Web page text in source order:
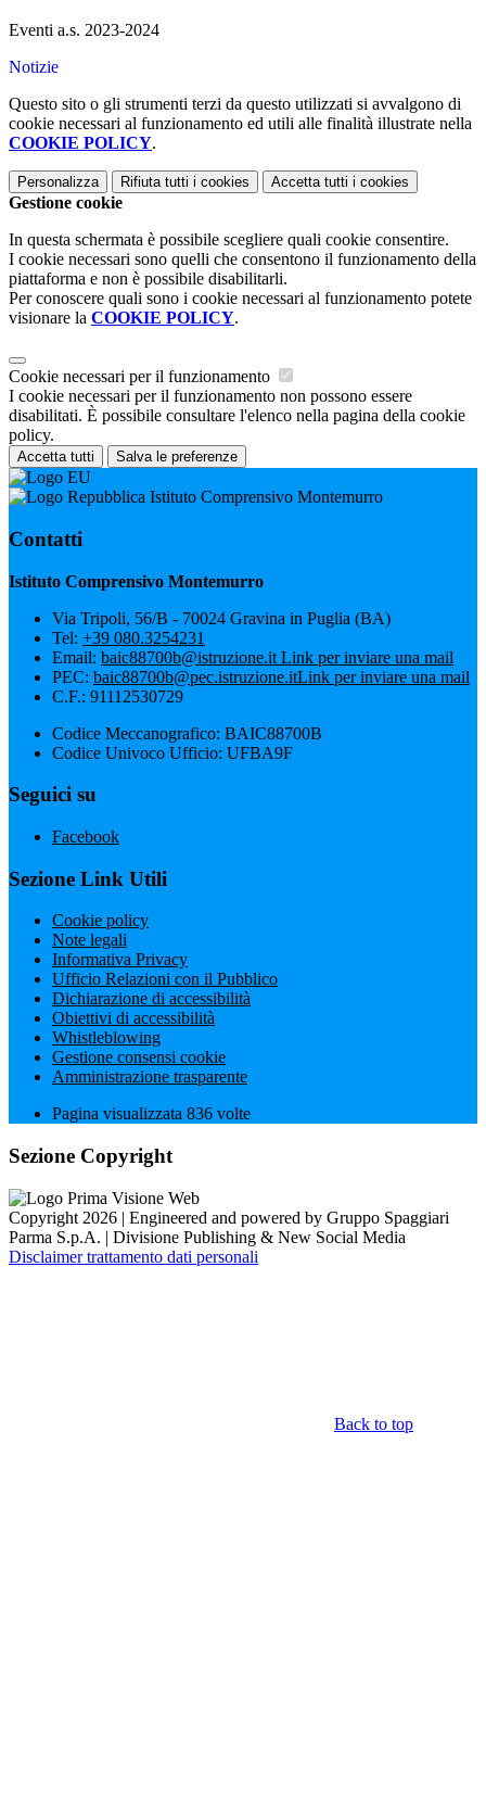
Eventi a.s. 2023-2024
Notizie
Questo sito o gli strumenti terzi da questo utilizzati si avvalgono di
cookie necessari al funzionamento ed utili alle finalità illustrate nella
COOKIE POLICY.
Personalizza Rifiuta tutti i cookies Accetta tutti i cookies
Gestione cookie
In questa schermata è possibile scegliere quali cookie consentire.
I cookie necessari sono quelli che consentono il funzionamento della
piattaforma e non è possibile disabilitarli.
Per conoscere quali sono i cookie necessari al funzionamento potete
visionare la COOKIE POLICY.
Cookie necessari per il funzionamento
I cookie necessari per il funzionamento non possono essere
disabilitati. È possibile consultare l'elenco nella pagina della cookie
policy.
Accetta tutti Salva le preferenze
Istituto Comprensivo Montemurro
Contatti
Istituto Comprensivo Montemurro
Via Tripoli, 56/B - 70024 Gravina in Puglia (BA)
Tel: +39 080.3254231
Email: baic88700b@istruzione.it Link per inviare una mail
PEC: baic88700b@pec.istruzione.itLink per inviare una mail
C.F.: 91112530729
Codice Meccanografico: BAIC88700B
Codice Univoco Ufficio: UFBA9F
Seguici su
Facebook
Sezione Link Utili
Cookie policy
Note legali
Informativa Privacy
Ufficio Relazioni con il Pubblico
Dichiarazione di accessibilità
Obiettivi di accessibilità
Whistleblowing
Gestione consensi cookie
Amministrazione trasparente
Pagina visualizzata 836 volte
Sezione Copyright
Copyright 2026 | Engineered and powered by Gruppo Spaggiari
Parma S.p.A. | Divisione Publishing & New Social Media
Disclaimer trattamento dati personali
Back to top